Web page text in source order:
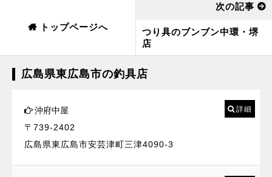
トップページへ
次の記事
つり具のブンブン中環・堺
店
広島県東広島市の釣具店
沖府中屋
〒739-2402
広島県東広島市安芸津町三津4090-3
詳細